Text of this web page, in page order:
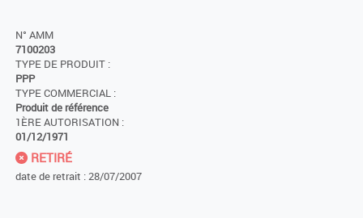
N° AMM
7100203
TYPE DE PRODUIT :
PPP
TYPE COMMERCIAL :
Produit de référence
1ÈRE AUTORISATION :
01/12/1971
RETIRÉ
date de retrait : 28/07/2007